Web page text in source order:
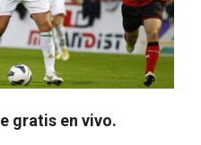
gratis en vivo.